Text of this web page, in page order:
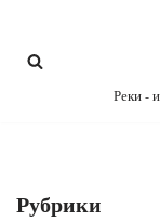
Перейти
Реки -
Рубрики